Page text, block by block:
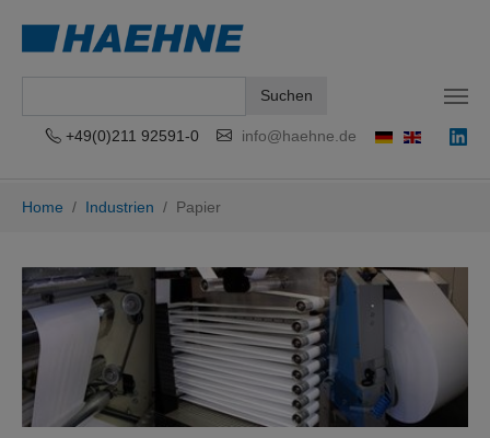
Suchen
+49(0)211 92591-0 info@haehne.de
Home
Industrien Papier